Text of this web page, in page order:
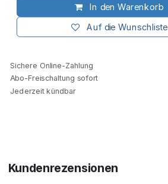
In den Warenkorb
Auf die Wunschliste
Sichere Online-Zahlung
Abo-Freischaltung sofort
Jederzeit kündbar
Kundenrezensionen